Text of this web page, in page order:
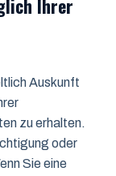
Ihrer
Auskunft
zu erhalten.
oder
Sie eine